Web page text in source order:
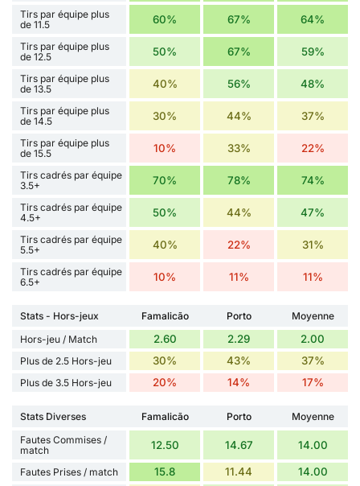
Tirs par équipe plus
de 11.5
60% 67% 64%
Tirs par équipe plus
de 12.5
50% 67% 59%
Tirs par équipe plus
de 13.5
40% 56% 48%
Tirs par équipe plus
de 14.5
30% 44% 37%
Tirs par équipe plus
de 15.5
10% 33% 22%
Tirs cadrés par équipe
3.5+
70% 78% 74%
Tirs cadrés par équipe
4.5+
50% 44% 47%
Tirs cadrés par équipe
5.5+
40% 22% 31%
Tirs cadrés par équipe
6.5+
10% 11% 11%
Stats - Hors-jeux Famalicão Porto
Moyenne
Hors-jeu / Match
2.60 2.29 2.00
Plus de 2.5 Hors-jeu 30% 43% 37%
Plus de 3.5 Hors-jeu 20% 14% 17%
Stats Diverses Famalicão Porto
Moyenne
Fautes Commises /
match
12.50 14.67 14.00
Fautes Prises / match 15.8 11.44 14.00